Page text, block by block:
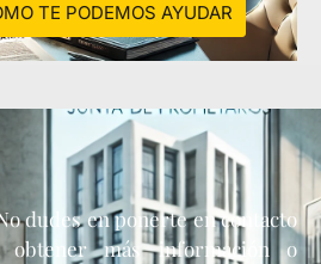
TE PODEMOS AYUDAR
dudes en ponerte en contacto
obtener más información o